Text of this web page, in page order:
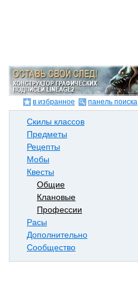
в избранное панель поиска
Скилы классов
Предметы
Рецепты
Мобы
Квесты
Общие
Клановые
Профессии
Расы
Дополнительно
Сообщество